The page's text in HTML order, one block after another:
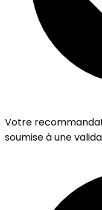
Votre
soumise à une